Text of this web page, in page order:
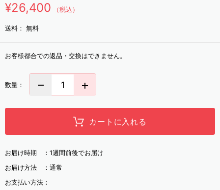
¥26,400 （税込）
送料： 無料
お客様都合での返品・交換はできません。
数量：
カートに入れる
お届け時期 ： 1週間前後でお届け
お届け方法 ： 通常
お支払い方法：